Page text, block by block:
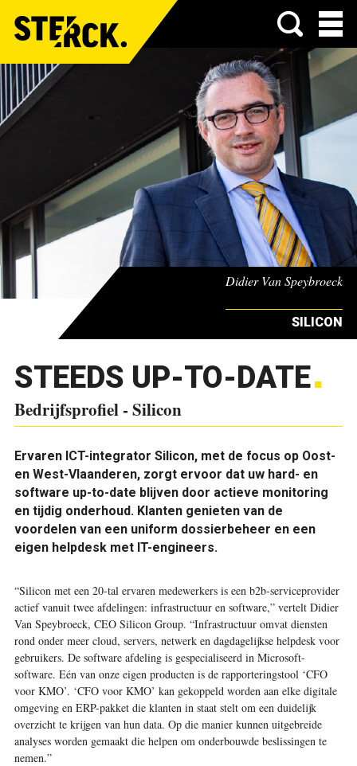
Menu
Didier Van Speybroeck
SILICON
STEEDS UP-TO-DATE
Bedrijfsprofiel - Silicon
Ervaren ICT-integrator Silicon, met de focus op Oost-
en West-Vlaanderen, zorgt ervoor dat uw hard- en
software up-to-date blijven door actieve monitoring
en tijdig onderhoud. Klanten genieten van de
voordelen van een uniform dossierbeheer en een
eigen helpdesk met IT-engineers.
“Silicon met een 20-tal ervaren medewerkers is een b2b-serviceprovider
actief vanuit twee afdelingen: infrastructuur en software,” vertelt Didier
Van Speybroeck, CEO Silicon Group. “Infrastructuur omvat diensten
rond onder meer cloud, servers, netwerk en dagdagelijkse helpdesk voor
gebruikers. De software afdeling is gespecialiseerd in Microsoft-
software. Eén van onze eigen producten is de rapporteringstool ‘CFO
voor KMO’. ‘CFO voor KMO’ kan gekoppeld worden aan elke digitale
omgeving en ERP-pakket die klanten in staat stelt om een duidelijk
overzicht te krijgen van hun data. Op die manier kunnen uitgebreide
analyses worden gemaakt die helpen om onderbouwde beslissingen te
nemen.”